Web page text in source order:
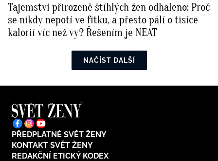
Tajemství přirozeně štíhlých žen odhaleno: Proč
se nikdy nepotí ve fitku, a přesto pálí o tisíce
kalorií víc než vy? Řešením je NEAT
NAČÍST DALŠÍ
PŘEDPLATNÉ SVĚT ŽENY
KONTAKT SVĚT ŽENY
REDAKČNÍ ETICKÝ KODEX